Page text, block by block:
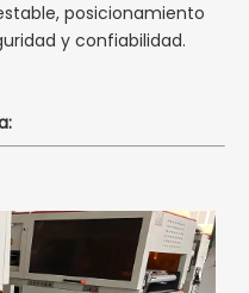
posicionamiento
y confiabilidad.